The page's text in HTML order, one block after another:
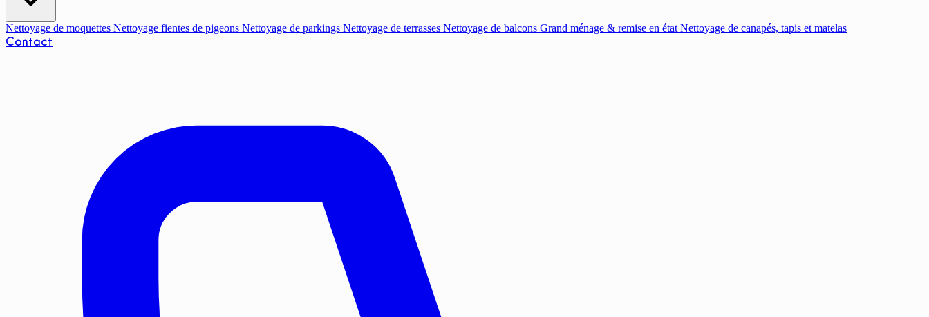
Nettoyage de moquettes Nettoyage fientes de pigeons Nettoyage de parkings Nettoyage de terrasses Nettoyage de balcons Grand ménage & remise en état Nettoyage de canapés, tapis et matelas
Contact